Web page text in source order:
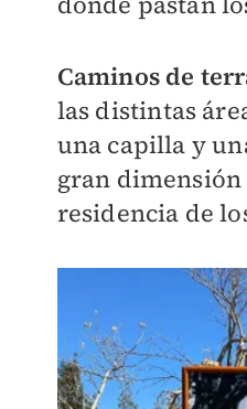
Caminos de
las distintas
una capilla y
gran dimensión
residencia de